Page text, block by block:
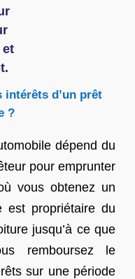
d’un prêt
?
dépend du
pour emprunter
vous obtenez un
est propriétaire du
jusqu’à ce que
remboursez le
sur une période